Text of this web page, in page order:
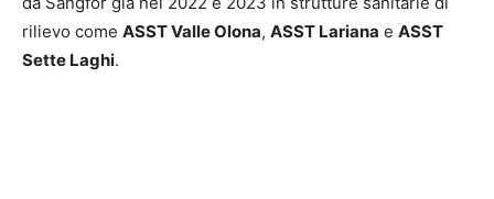
rilievo come ASST Valle Olona, ASST Lariana e ASST
Sette Laghi.